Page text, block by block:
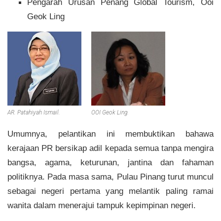
Pengarah Urusan Penang Global Tourism, Ooi
Geok Ling
AR. Patahiyah Ismail. OOI Geok Ling.
Umumnya, pelantikan ini membuktikan bahawa
kerajaan PR bersikap adil kepada semua tanpa mengira
bangsa, agama, keturunan, jantina dan fahaman
politiknya. Pada masa sama, Pulau Pinang turut muncul
sebagai negeri pertama yang melantik paling ramai
wanita dalam menerajui tampuk kepimpinan negeri.